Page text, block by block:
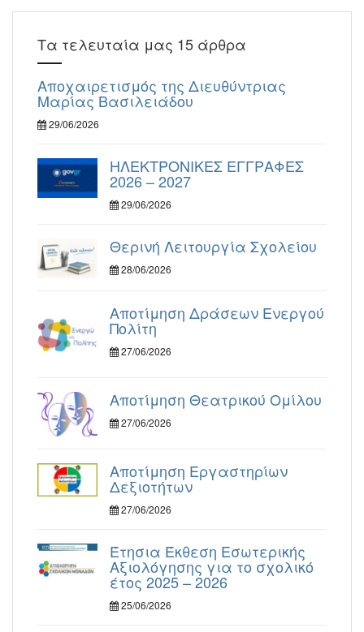
Τα τελευταία μας 15 άρθρα
Αποχαιρετισμός της Διευθύντριας
Μαρίας Βασιλειάδου
29/06/2026
ΗΛΕΚΤΡΟΝΙΚΕΣ ΕΓΓΡΑΦΕΣ
2026 – 2027
29/06/2026
Θερινή Λειτουργία Σχολείου
28/06/2026
Αποτίμηση Δράσεων Ενεργού
Πολίτη
27/06/2026
Αποτίμηση Θεατρικού Ομίλου
27/06/2026
Αποτίμηση Εργαστηρίων
Δεξιοτήτων
27/06/2026
Έτησια Έκθεση Εσωτερικής
Αξιολόγησης για το σχολικό
έτος 2025 – 2026
25/06/2026